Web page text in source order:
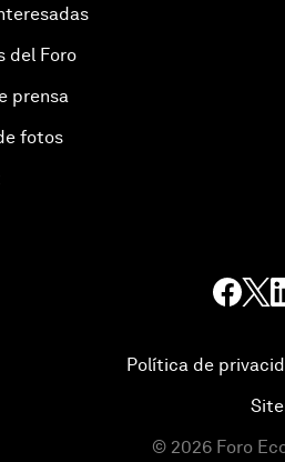
del Foro
prensa
fotos
Política de
© 2026 Foro